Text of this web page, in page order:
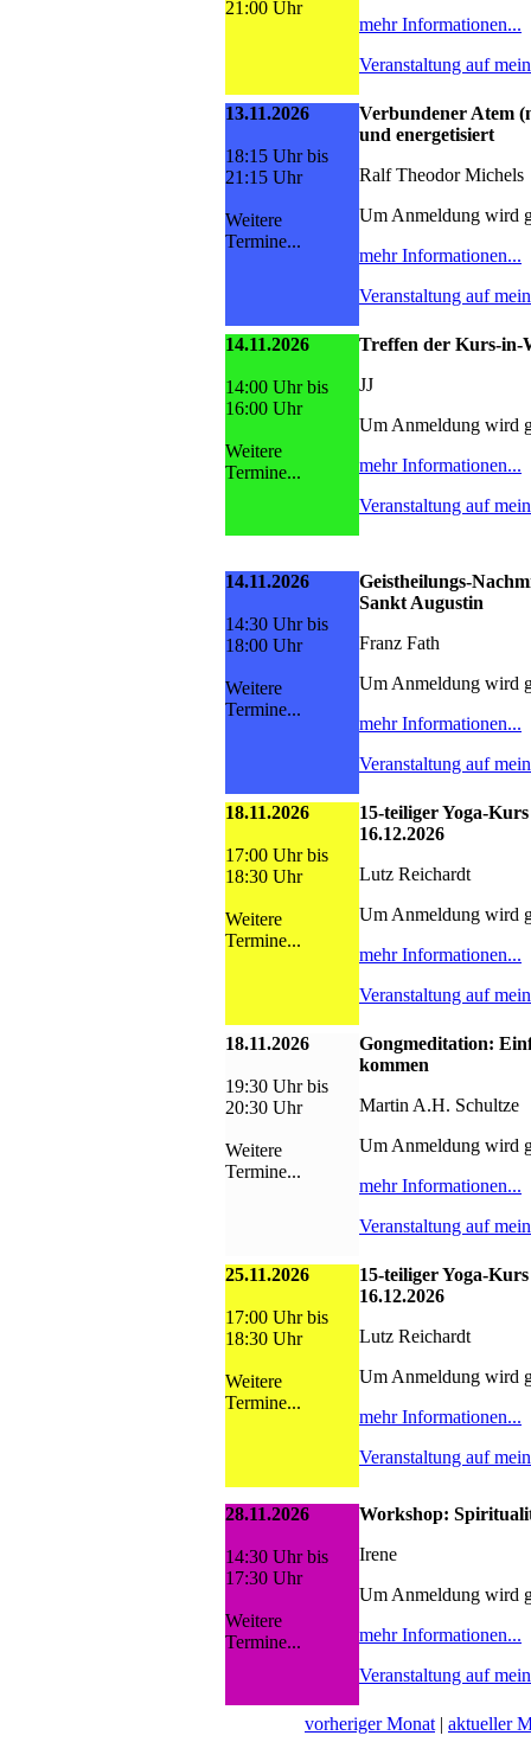
21:00 Uhr
mehr Informationen...
Veranstaltung auf
13.11.2026
18:15 Uhr bis
21:15 Uhr
Weitere
Termine...
Verbundener Atem
und energetisiert
Ralf Theodor Michels
Um Anmeldung wird
mehr Informationen...
Veranstaltung auf
14.11.2026
14:00 Uhr bis
16:00 Uhr
Weitere
Termine...
Treffen der Kurs-in-
JJ
Um Anmeldung wird
mehr Informationen...
Veranstaltung auf
14.11.2026
14:30 Uhr bis
18:00 Uhr
Weitere
Termine...
Geistheilungs-
Sankt Augustin
Franz Fath
Um Anmeldung wird
mehr Informationen...
Veranstaltung auf
18.11.2026
17:00 Uhr bis
18:30 Uhr
Weitere
Termine...
15-teiliger Yoga-
16.12.2026
Lutz Reichardt
Um Anmeldung wird
mehr Informationen...
Veranstaltung auf
18.11.2026
19:30 Uhr bis
20:30 Uhr
Weitere
Termine...
Gongmeditation:
kommen
Martin A.H. Schultze
Um Anmeldung wird
mehr Informationen...
Veranstaltung auf
25.11.2026
17:00 Uhr bis
18:30 Uhr
Weitere
Termine...
15-teiliger Yoga-
16.12.2026
Lutz Reichardt
Um Anmeldung wird
mehr Informationen...
Veranstaltung auf
28.11.2026
14:30 Uhr bis
17:30 Uhr
Weitere
Termine...
Workshop:
Irene
Um Anmeldung wird
mehr Informationen...
Veranstaltung auf
vorheriger Monat | aktueller